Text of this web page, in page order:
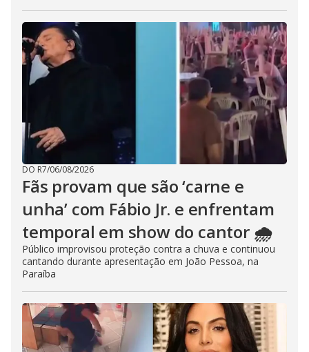
DO R7/06/08/2026
Fãs provam que são ‘carne e
unha’ com Fábio Jr. e enfrentam
temporal em show do cantor 🌧️
Público improvisou proteção contra a chuva e continuou
cantando durante apresentação em João Pessoa, na
Paraíba